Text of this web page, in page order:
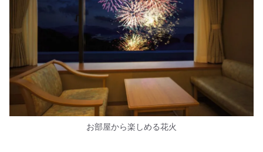
お部屋から楽しめる花火